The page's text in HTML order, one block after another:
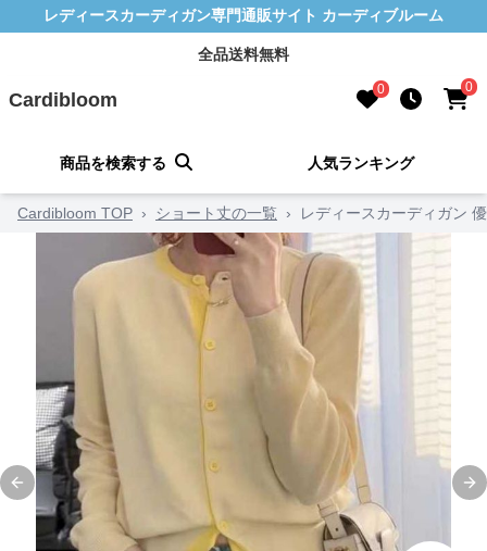
レディースカーディガン専門通販サイト カーディブルーム
全品送料無料
Cardibloom 0 0
商品を検索する 人気ランキング
Cardibloom TOP › ショート丈の一覧 › レディースカーディガン
Previous slide